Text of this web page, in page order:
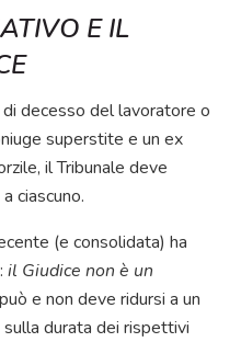
E IL
decesso del lavoratore o
superstite e un ex
il Tribunale deve
ciascuno.
(e consolidata) ha
il Giudice non è un
e non deve ridursi a un
durata dei rispettivi